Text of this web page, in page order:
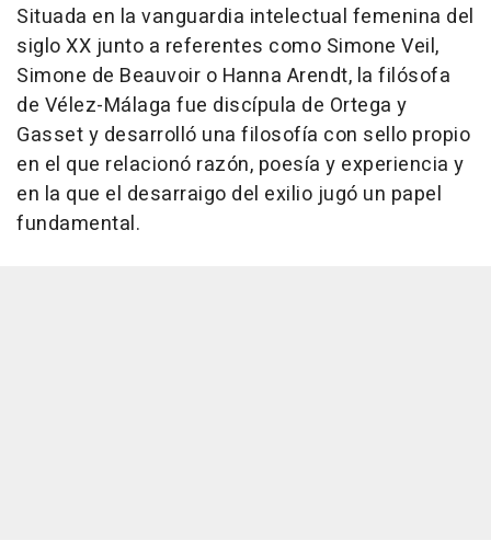
Situada en la vanguardia intelectual femenina del
siglo XX junto a referentes como Simone Veil,
Simone de Beauvoir o Hanna Arendt, la filósofa
de Vélez-Málaga fue discípula de Ortega y
Gasset y desarrolló una filosofía con sello propio
en el que relacionó razón, poesía y experiencia y
en la que el desarraigo del exilio jugó un papel
fundamental.